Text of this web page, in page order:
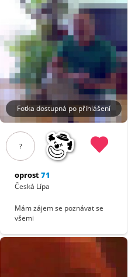
Fotka dostupná po přihlášení
?
oprost71
Česká Lípa
Mám zájem se poznávat se
všemi